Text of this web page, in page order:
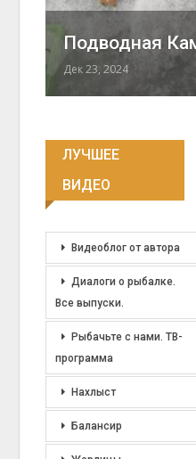
Подводная
Дек 23, 2024
ЛУЧШЕЕ
ВИДЕО
Видеоблог от автора
Диалоги о рыбалке.
Все выпуски.
Рыбачьте с нами. ТВ-
программа
Нахлыст
Балансир